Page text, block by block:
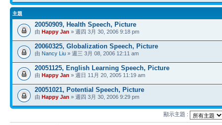
主題
20050909, Health Speech, Picture
由 Happy Jan » 週四 3月 30, 2006 9:18 pm
20060325, Globalization Speech, Picture
由 Nancy Liu » 週三 3月 08, 2006 12:11 am
20051125, English Learning Speech, Picture
由 Happy Jan » 週日 11月 20, 2005 11:19 am
20051021, Potential Speech, Picture
由 Happy Jan » 週四 3月 30, 2006 9:29 pm
顯示主題 :